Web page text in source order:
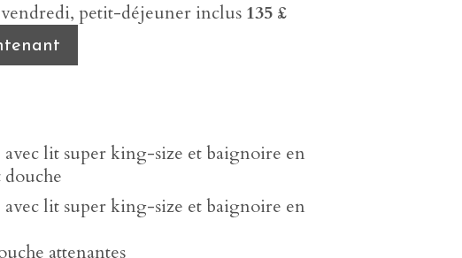
petit-déjeuner inclus 135 £
lit super king-size et baignoire en
lit super king-size et baignoire en
attenantes